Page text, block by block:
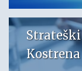
Kostrena